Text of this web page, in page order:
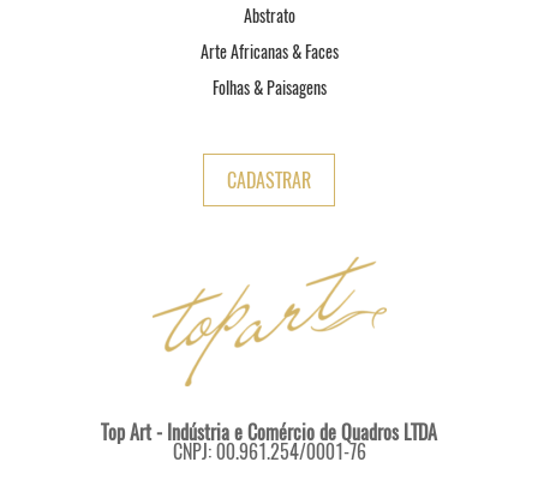
Abstrato
Arte Africanas & Faces
Folhas & Paisagens
CADASTRAR
Top Art - Indústria e Comércio de Quadros LTDA
CNPJ: 00.961.254/0001-76